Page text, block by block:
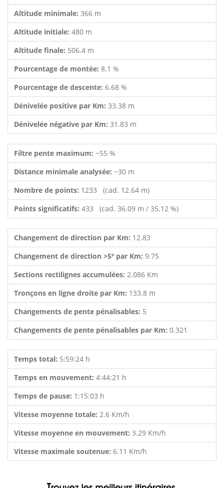
Altitude minimale: 366 m
Altitude initiale: 480 m
Altitude finale: 506.4 m
Pourcentage de montée: 8.1 %
Pourcentage de descente: 6.68 %
Dénivelée positive par Km: 33.38 m
Dénivelée négative par Km: 31.83 m
Filtre pente maximum: ~55 %
Distance minimale analysée: ~30 m
Nombre de points: 1233 (cad. 12.64 m)
Points significatifs: 433 (cad. 36.09 m / 35.12 %)
Changement de direction par Km: 12.83
Changement de direction >5º par Km: 9.75
Sections rectilignes accumulées: 2.086 Km
Tronçons en ligne droite par Km: 133.8 m
Changements de pente pénalisables: 5
Changements de pente pénalisables par Km: 0.321
Temps total: 5:59:24 h
Temps en mouvement: 4:44:21 h
Temps de pause: 1:15:03 h
Vitesse moyenne totale: 2.6 Km/h
Vitesse moyenne en mouvement: 3.29 Km/h
Vitesse maximale soutenue: 6.11 Km/h